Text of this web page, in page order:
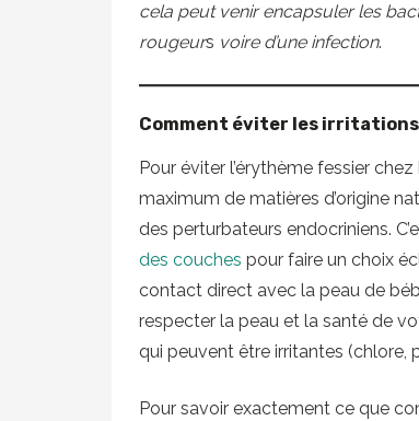
cela peut venir encapsuler les
rougeurs voire d’une infection.
Comment éviter les irritations
Pour éviter l’érythème fessier
maximum de matières d’origine
des perturbateurs endocriniens.
des couches pour faire un choix
contact direct avec la peau de
respecter la peau et la santé de
qui peuvent être irritantes (chlore,
Pour savoir exactement ce que